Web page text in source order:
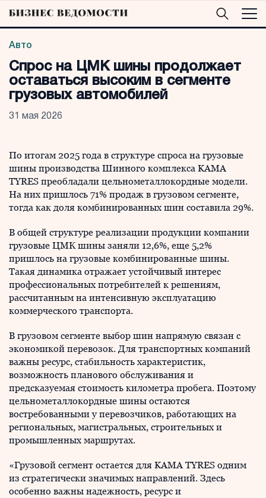
Авто
Спрос на ЦМК шины продолжает
оставаться высоким в сегменте
грузовых автомобилей
31 мая 2026
По итогам 2025 года в структуре спроса на грузовые
шины производства Шинного комплекса KAMA
TYRES преобладали цельнометаллокордные модели.
На них пришлось 71% продаж в грузовом сегменте,
тогда как доля комбинированных шин составила 29%.
В общей структуре реализации продукции компании
грузовые ЦМК шины заняли 12,6%, еще 5,2%
пришлось на грузовые комбинированные шины.
Такая динамика отражает устойчивый интерес
профессиональных потребителей к решениям,
рассчитанным на интенсивную эксплуатацию
коммерческого транспорта.
В грузовом сегменте выбор шин напрямую связан с
экономикой перевозок. Для транспортных компаний
важны ресурс, стабильность характеристик,
возможность планового обслуживания и
предсказуемая стоимость километра пробега. Поэтому
цельнометаллокордные шины остаются
востребованными у перевозчиков, работающих на
региональных, магистральных, строительных и
промышленных маршрутах.
«Грузовой сегмент остается для KAMA TYRES одним
из стратегически значимых направлений. Здесь
особенно важны надежность, ресурс и